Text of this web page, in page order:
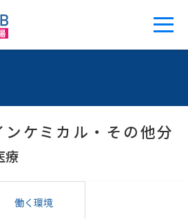
ケミカル・その他分
療
働く環境